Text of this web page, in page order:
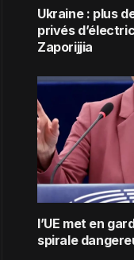
Ukraine : plus
privés
Zaporijjia
l’UE met en
spirale